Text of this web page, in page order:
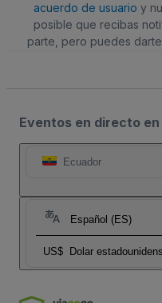
acuerdo de usuario y
posible que recibas
parte, pero puedes
Eventos en directo
Ecuador
Español (ES)
US$ Dolar